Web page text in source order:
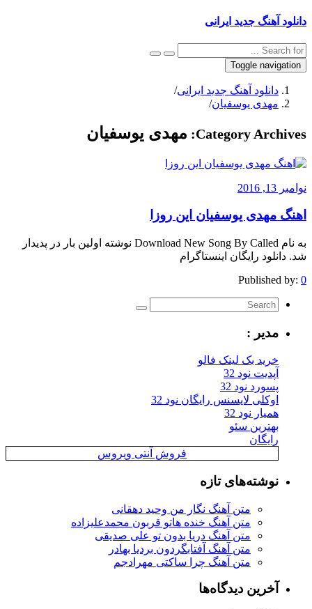
دانلود آهنگ جدید ایرانی
Toggle navigation
دانلود آهنگ جدید ایرانی/
مهدی یوسفیان/
Category Archives: مهدی یوسفیان
نوامبر 13, 2016
اهنگ مهدی یوسفیان این روزا
به نام Download New Song By Called نوشته اولین بار در پدیدار
شد. دانلود رایگان اینستاگرام
Published by: 0
مدیر :
خرید بک لینک فالو
آپدیت نود 32
پسورد نود 32
اوکلی لایسنس رایگان نود 32
همیار نود 32
بهترین سئو
رایگان
فروش آنتی ویروس
نوشته‌های تازه
متن آهنگ نگار من وحید دهقانی
متن آهنگ خنده هاتو قربون محمدعلیزاده
متن آهنگ دریا بدون تو علی صدیقی
متن آهنگ آفتابگردون بردیا بهادر
متن آهنگ چرا ساکتی مهرادجم
آخرین دیدگاه‌ها